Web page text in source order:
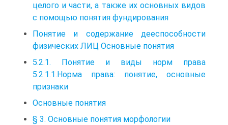
целого и части, а также их основных видов
с помощью понятия фундирования
Понятие и содержание дееспособности
физических ЛИЦ Основные понятия
5.2.1. Понятие и виды норм права
5.2.1.1.Норма права: понятие, основные
признаки
Основные понятия
§ 3. Основные понятия морфологии